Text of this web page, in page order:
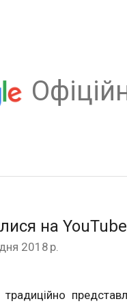
на YouTube
2018 р.